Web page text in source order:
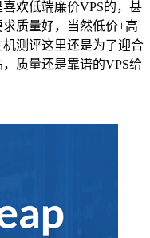
欢低端廉价VPS的，甚
质量好，当然低价+高
测评这里还是为了迎合
质量还是靠谱的VPS给